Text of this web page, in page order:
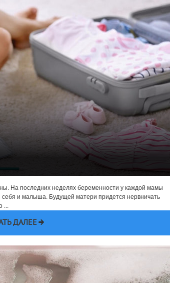
На последних неделях беременности у каждой мамы
себя и малыша. Будущей матери придется нервничать
...
ДАЛЕЕ